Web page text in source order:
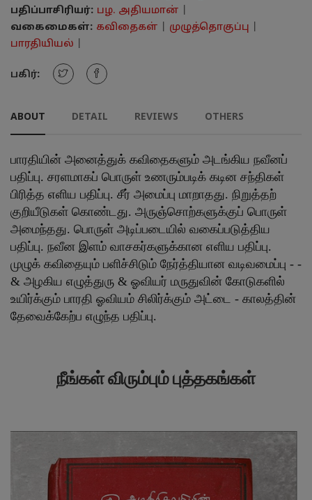
பதிப்பாசிரியர்: பழ. அதியமான்
வகைமைகள்: கவிதைகள் முழுத்தொகுப்பு
பாரதியியல்
பகிர்:
ABOUT DETAIL REVIEWS OTHERS
பாரதியின் அனைத்துக் கவிதைகளும் அடங்கிய நவீனப்
பதிப்பு. சரளமாகப் பொருள் உணரும்படிக் கடின சந்திகள்
பிரித்த எளிய பதிப்பு. சீர் அமைப்பு மாறாதது. நிறுத்தற்
குறியீடுகள் கொண்டது. அருஞ்சொற்களுக்குப் பொருள்
அமைந்தது. பொருள் அடிப்படையில் வகைப்படுத்திய
பதிப்பு. நவீன இளம் வாசகர்களுக்கான எளிய பதிப்பு.
முழுக் கவிதையும் பளிச்சிடும் நேர்த்தியான வடிவமைப்பு - -
& அழகிய எழுத்துரு & ஓவியர் மருதுவின் கோடுகளில்
உயிர்க்கும் பாரதி ஓவியம் சிலிர்க்கும் அட்டை - காலத்தின்
தேவைக்கேற்ப எழுந்த பதிப்பு.
நீங்கள் விரும்பும் புத்தகங்கள்